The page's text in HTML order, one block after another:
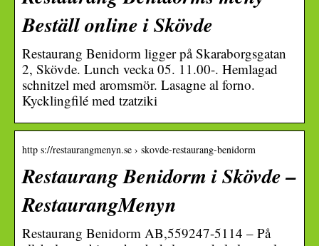
Beställ online i Skövde
Restaurang Benidorm ligger på Skaraborgsgatan
2, Skövde. Lunch vecka 05. 11.00-. Hemlagad
schnitzel med aromsmör. Lasagne al forno.
Kycklingfilé med tzatziki
http s://restaurangmenyn.se › skovde-restaurang-benidorm
Restaurang Benidorm i Skövde –
RestaurangMenyn
Restaurang Benidorm AB,559247-5114 – På